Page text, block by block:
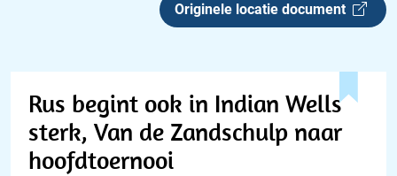
Originele locatie document
Rus begint ook in Indian Wells
sterk, Van de Zandschulp naar
hoofdtoernooi